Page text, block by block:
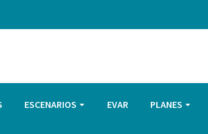
ESCENARIOS EVAR PLANES